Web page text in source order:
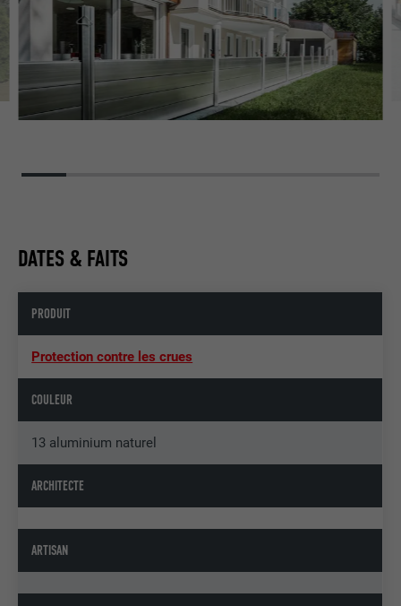
DATES & FAITS
PRODUIT
Protection contre les crues
COULEUR
13 aluminium naturel
ARCHITECTE
ARTISAN